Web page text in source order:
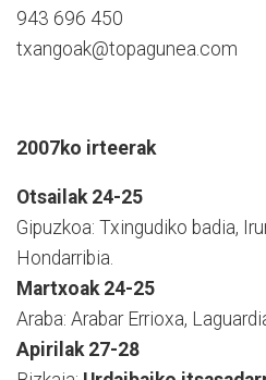
943 696 450
txangoak@topagunea.com
2007ko irteerak
Otsailak 24-25
Gipuzkoa: Txingudiko badia,
Hondarribia.
Martxoak 24-25
Araba: Arabar Errioxa,
Apirilak 27-28